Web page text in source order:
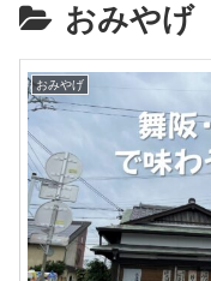
おみやげ
おみやげ